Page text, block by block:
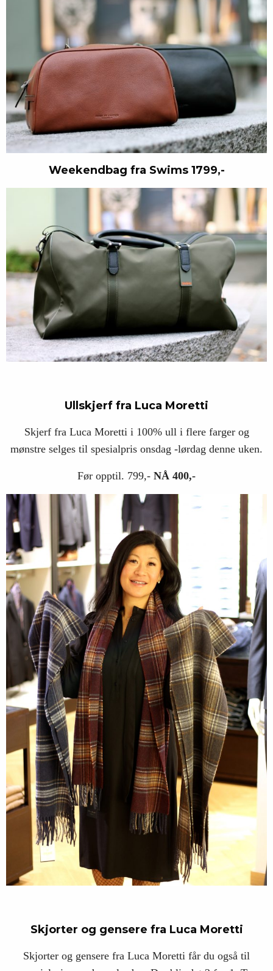
Weekendbag fra Swims 1799,-
Ullskjerf fra Luca Moretti
Skjerf fra Luca Moretti i 100% ull i flere farger og
mønstre selges til spesialpris onsdag -lørdag denne uken.
Før opptil. 799,- NÅ 400,-
Skjorter og gensere fra Luca Moretti
Skjorter og gensere fra Luca Moretti får du også til